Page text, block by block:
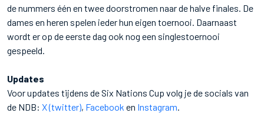
de nummers één en twee doorstromen naar de halve finales. De
dames en heren spelen ieder hun eigen toernooi. Daarnaast
wordt er op de eerste dag ook nog een singlestoernooi
gespeeld.
Updates
Voor updates tijdens de Six Nations Cup volg je de socials van
de NDB: X (twitter), Facebook en Instagram